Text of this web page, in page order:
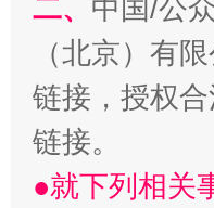
受贿1.44亿！段
二、 中国/公
（北京）有
链接，授权
链接。
●就下列相关